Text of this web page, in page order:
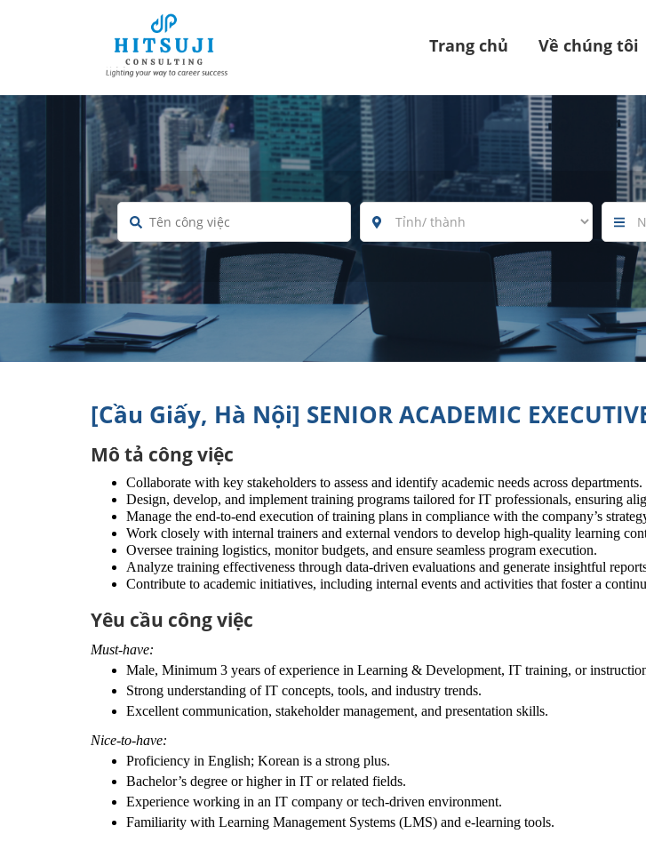
Trang chủ Về chúng tôi
[Cầu Giấy, Hà Nội] SENIOR ACADEMIC
Mô tả công việc
Collaborate with key stakeholders to assess and identify academic needs across departments.
Design, develop, and implement training programs tailored for IT professionals, ensuring
Manage the end-to-end execution of training plans in compliance with the company’s
Work closely with internal trainers and external vendors to develop high-quality learning
Oversee training logistics, monitor budgets, and ensure seamless program execution.
Analyze training effectiveness through data-driven evaluations and generate insightful
Contribute to academic initiatives, including internal events and activities that foster a
Yêu cầu công việc
Must-have:
​Male, Minimum 3 years of experience in Learning & Development, IT training, or
Strong understanding of IT concepts, tools, and industry trends.
Excellent communication, stakeholder management, and presentation skills.
Nice-to-have:
Proficiency in English; Korean is a strong plus.
Bachelor’s degree or higher in IT or related fields.
Experience working in an IT company or tech-driven environment.
Familiarity with Learning Management Systems (LMS) and e-learning tools.